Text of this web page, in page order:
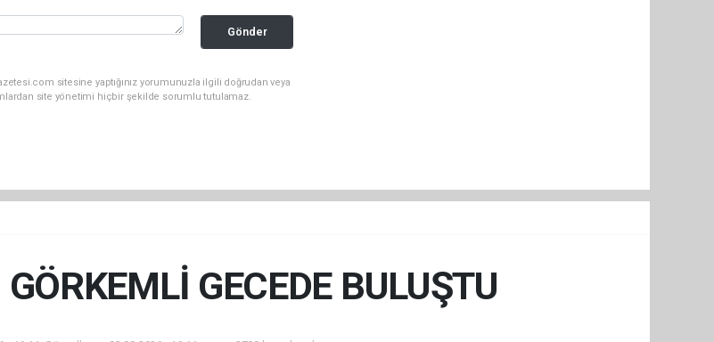
Gönder
sitesine yaptığınız yorumunuzla ilgili doğrudan veya
site yönetimi hiçbir şekilde sorumlu tutulamaz.
GECEDE BULUŞTU